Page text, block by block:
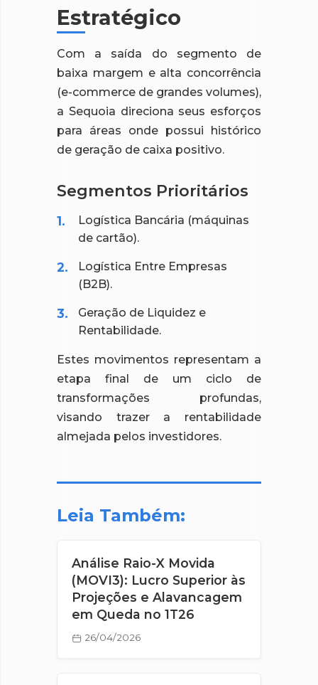
Estratégico
Com a saída do segmento de
baixa margem e alta concorrência
(e-commerce de grandes volumes),
a Sequoia direciona seus esforços
para áreas onde possui histórico
de geração de caixa positivo.
Segmentos Prioritários
Logística Bancária (máquinas
de cartão).
Logística Entre Empresas
(B2B).
Geração de Liquidez e
Rentabilidade.
Estes movimentos representam a
etapa final de um ciclo de
transformações profundas,
visando trazer a rentabilidade
almejada pelos investidores.
Leia Também:
Análise Raio-X Movida
(MOVI3): Lucro Superior às
Projeções e Alavancagem
em Queda no 1T26
26/04/2026